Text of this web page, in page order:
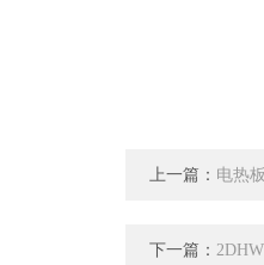
上一篇： 电热
下一篇：